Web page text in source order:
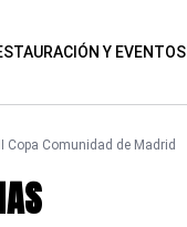
Y EVENTOS
Copa Comunidad de Madrid